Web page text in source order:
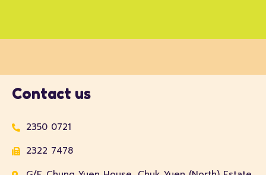
Contact us
2350 0721
2322 7478